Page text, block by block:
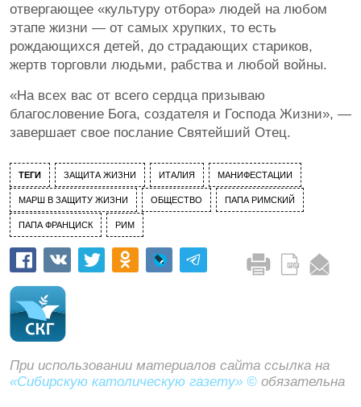
отвергающее «культуру отбора» людей на любом
этапе жизни — от самых хрупких, то есть
рождающихся детей, до страдающих стариков,
жертв торговли людьми, рабства и любой войны.
«На всех вас от всего сердца призываю
благословение Бога, создателя и Господа Жизни», —
завершает свое послание Святейший Отец.
ТЕГИ ЗАЩИТА ЖИЗНИ ИТАЛИЯ МАНИФЕСТАЦИИ
МАРШ В ЗАЩИТУ ЖИЗНИ ОБЩЕСТВО ПАПА РИМСКИЙ
ПАПА ФРАНЦИСК РИМ
При использовании материалов сайта ссылка на
«Сибирскую католическую газету» © обязательна